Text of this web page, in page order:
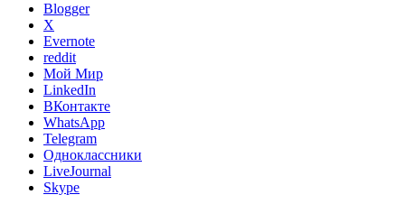
Blogger
X
Evernote
reddit
Мой Мир
LinkedIn
ВКонтакте
WhatsApp
Telegram
Одноклассники
LiveJournal
Skype